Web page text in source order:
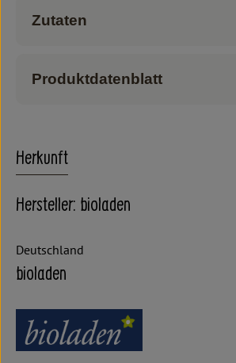
Zutaten
Produktdatenblatt
Herkunft
Hersteller: bioladen
Deutschland
bioladen